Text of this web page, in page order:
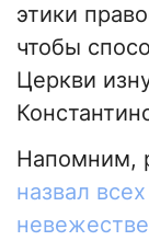
этики
чтобы
Церкви
Напомним,
назвал